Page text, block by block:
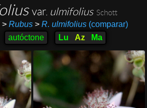
var. ulmifolius Schott
> Rubus > R. ulmifolius(comparar)
autóctone Lu Az Ma